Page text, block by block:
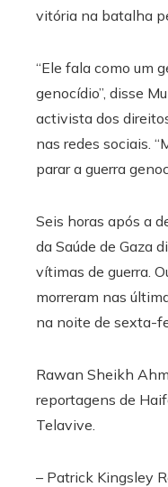
vitória na batalha
“Ele fala como um
genocídio”, disse
activista dos
nas redes sociais.
parar a guerra
Seis horas após a
da Saúde de Gaza
vítimas de guerra.
morreram nas
na noite de sexta-
Rawan Sheikh
reportagens de
Telavive.
– Patrick Kingsley